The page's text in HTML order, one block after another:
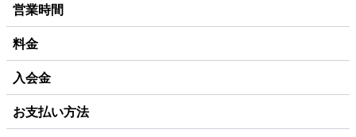
営業時間
料金
入会金
お支払い方法